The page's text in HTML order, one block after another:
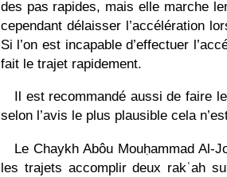
des pas rapides, mais elle marche
cependant délaisser l’accélération
Si l’on est incapable d’effectuer
fait le trajet rapidement.
Il est recommandé aussi de faire
selon l’avis le plus plausible cela
Le Chaykh Abôu Mouḥammad Al-
les trajets accomplir deux rakʿah